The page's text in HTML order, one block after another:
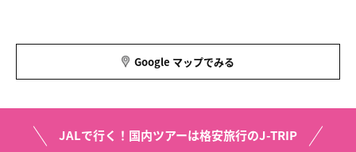
Google マップでみる
JALで行く！国内ツアーは格安旅行のJ-TRIP